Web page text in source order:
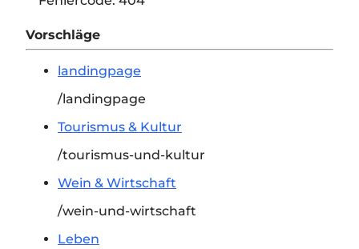
Vorschläge
landingpage
/landingpage
Tourismus & Kultur
/tourismus-und-kultur
Wein & Wirtschaft
/wein-und-wirtschaft
Leben